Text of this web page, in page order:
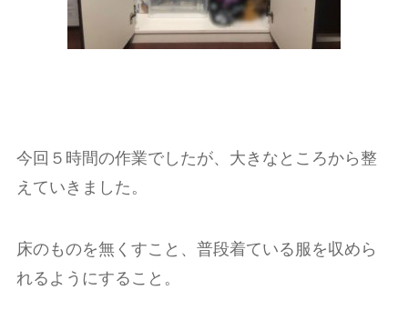
今回５時間の作業でしたが、大きなところから整
えていきました。
床のものを無くすこと、普段着ている服を収めら
れるようにすること。